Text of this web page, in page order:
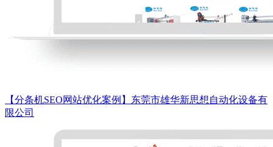
【分条机SEO网站优化案例】东莞市雄华新思想自动化设备有
限公司